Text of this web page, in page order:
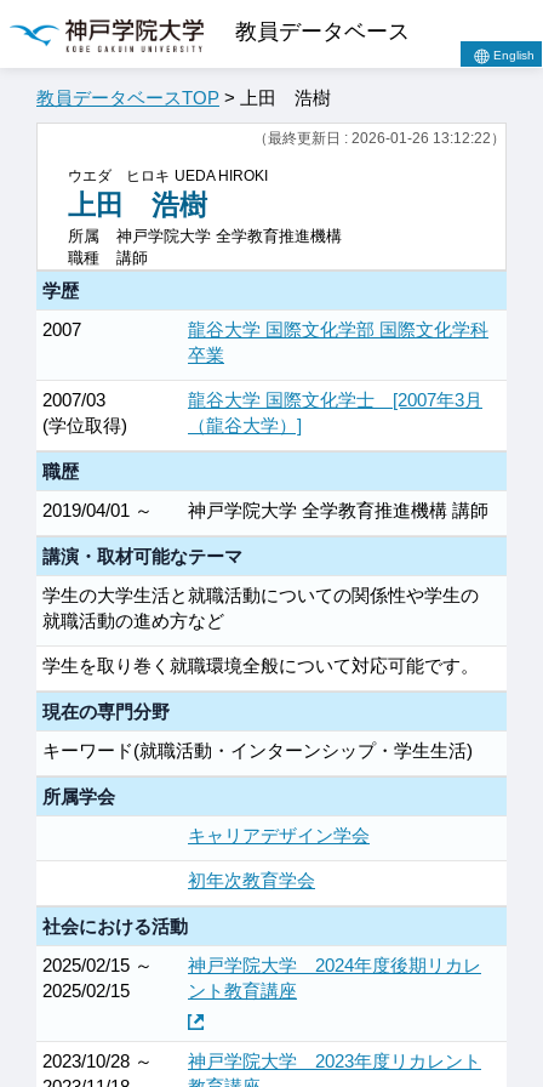
教員データベース
English
教員データベースTOP > 上田 浩樹
（最終更新日 : 2026-01-26 13:12:22）
ウエダ ヒロキ UEDA HIROKI
上田 浩樹
所属
神戸学院大学 全学教育推進機構
職種
講師
学歴
2007
龍谷大学 国際文化学部 国際文化学科
卒業
2007/03
(学位取得)
龍谷大学 国際文化学士 [2007年3月
（龍谷大学）]
職歴
2019/04/01 ～
神戸学院大学 全学教育推進機構 講師
講演・取材可能なテーマ
学生の大学生活と就職活動についての関係性や学生の
就職活動の進め方など
学生を取り巻く就職環境全般について対応可能です。
現在の専門分野
キーワード(就職活動・インターンシップ・学生生活)
所属学会
キャリアデザイン学会
初年次教育学会
社会における活動
2025/02/15 ～
2025/02/15
神戸学院大学 2024年度後期リカレ
ント教育講座
2023/10/28 ～
神戸学院大学 2023年度リカレント